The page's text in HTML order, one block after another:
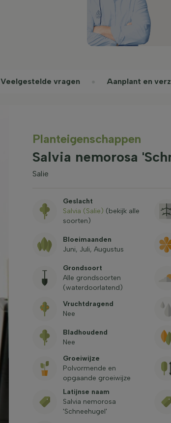
Veelgestelde vragen Aanplant en
Planteigenschappen
Salvia nemorosa
Salie
Geslacht
Salvia (Salie) (bekijk alle
soorten)
Bloeimaanden
Juni, Juli, Augustus
Grondsoort
Alle grondsoorten
(waterdoorlatend)
Vruchtdragend
Nee
Bladhoudend
Nee
Groeiwijze
Polvormende en
opgaande groeiwijze
Latijnse naam
Salvia nemorosa
'Schneehugel'